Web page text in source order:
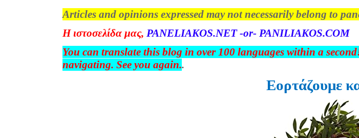
Articles and opinions expressed may not necessarily belong to
Η ιστοσελίδα μας, PANELIAKOS.NET -or- PANILIAKOS.COM
You can translate this blog in over 100 languages within a
navigating. See you again..
Εορτάζουμε